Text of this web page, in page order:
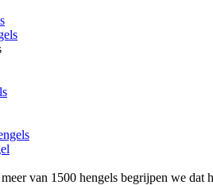
van 1500 hengels begrijpen we